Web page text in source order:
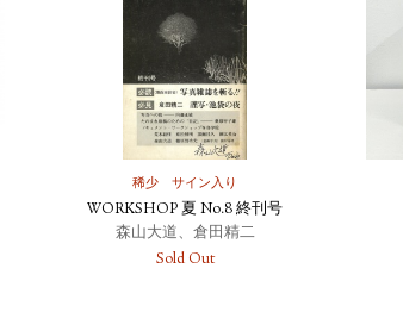
稀少 サイン入り
WORKSHOP 夏 No.8 終刊号
森山大道、倉田精二
Sold Out